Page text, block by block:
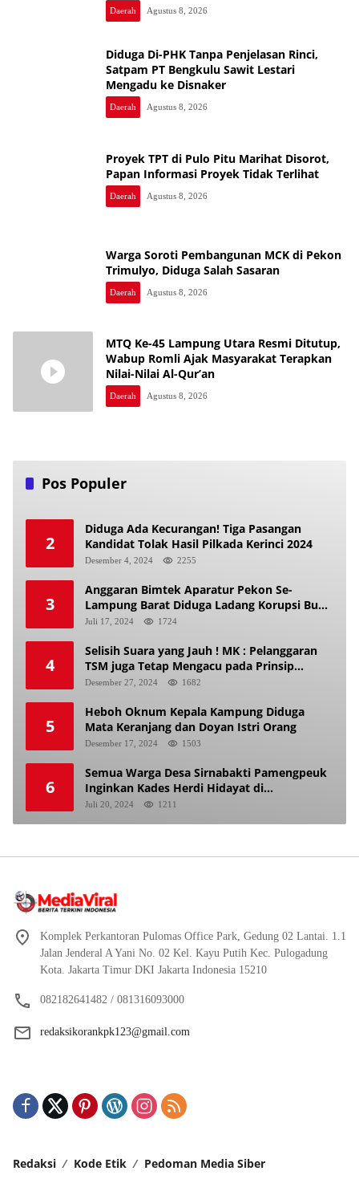
Daerah Agustus 8, 2026
Diduga Di-PHK Tanpa Penjelasan Rinci,
Satpam PT Bengkulu Sawit Lestari
Mengadu ke Disnaker
Daerah Agustus 8, 2026
Proyek TPT di Pulo Pitu Marihat Disorot,
Papan Informasi Proyek Tidak Terlihat
Daerah Agustus 8, 2026
Warga Soroti Pembangunan MCK di Pekon
Trimulyo, Diduga Salah Sasaran
Daerah Agustus 8, 2026
MTQ Ke-45 Lampung Utara Resmi Ditutup,
Wabup Romli Ajak Masyarakat Terapkan
Nilai-Nilai Al-Qur’an
Daerah Agustus 8, 2026
Pos Populer
2
Diduga Ada Kecurangan! Tiga Pasangan
Kandidat Tolak Hasil Pilkada Kerinci 2024
Desember 4, 2024 2255
3
Anggaran Bimtek Aparatur Pekon Se-
Lampung Barat Diduga Ladang Korupsi Buat
Makan Anak Istri
Juli 17, 2024 1724
4
Selisih Suara yang Jauh ! MK : Pelanggaran
TSM juga Tetap Mengacu pada Prinsip
Keadilan Pemilu
Desember 27, 2024 1682
5
Heboh Oknum Kepala Kampung Diduga
Mata Keranjang dan Doyan Istri Orang
Desember 17, 2024 1503
6
Semua Warga Desa Sirnabakti Pamengpeuk
Inginkan Kades Herdi Hidayat di
Berhentikan Dari Jabatan nya
Juli 20, 2024 1211
Komplek Perkantoran Pulomas Office Park, Gedung 02 Lantai. 1.1
Jalan Jenderal A Yani No. 02 Kel. Kayu Putih Kec. Pulogadung
Kota. Jakarta Timur DKI Jakarta Indonesia 15210
082182641482 / 081316093000
redaksikorankpk123@gmail.com
Redaksi Kode Etik Pedoman Media Siber